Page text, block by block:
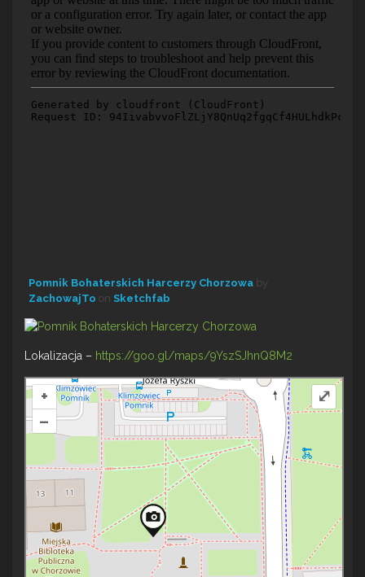
Pomnik Bohaterskich Harcerzy Chorzowa by
ZachowajTo on Sketchfab
Lokalizacja – https://goo.gl/maps/9YszSJhnQ8M2
+
–
⤢